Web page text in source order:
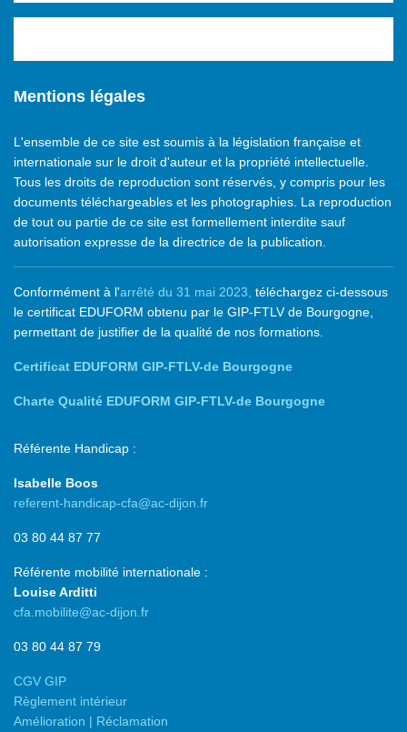
Mentions légales
L'ensemble de ce site est soumis à la législation française et
internationale sur le droit d'auteur et la propriété intellectuelle.
Tous les droits de reproduction sont réservés, y compris pour les
documents téléchargeables et les photographies. La reproduction
de tout ou partie de ce site est formellement interdite sauf
autorisation expresse de la directrice de la publication.
Conformément à l'arrêté du 31 mai 2023, téléchargez ci-dessous
le certificat EDUFORM obtenu par le GIP-FTLV de Bourgogne,
permettant de justifier de la qualité de nos formations.
Certificat EDUFORM GIP-FTLV-de Bourgogne
Charte Qualité EDUFORM GIP-FTLV-de Bourgogne
Référente Handicap :
Isabelle Boos
referent-handicap-cfa@ac-dijon.fr
03 80 44 87 77
Référente mobilité internationale :
Louise Arditti
cfa.mobilite@ac-dijon.fr
03 80 44 87 79
CGV GIP
Règlement intérieur
Amélioration | Réclamation